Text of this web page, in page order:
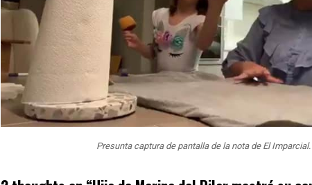
Presunta captura de pantalla de la nota de El Imparcial.